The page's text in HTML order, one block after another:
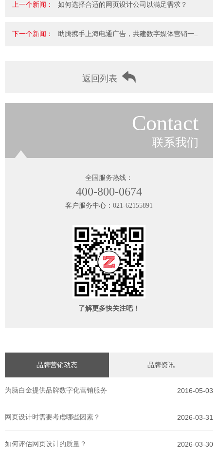
上一个新闻： 如何选择合适的网页设计公司以满足需求？
下一个新闻： 助腾携手上海电通广告，共建数字媒体营销一..
返回列表
Contact
联系我们
全国服务热线：
400-800-0674
客户服务中心： 021-62155891
了解更多快关注吧！
品牌营销动态 品牌资讯
为脑白金提供品牌数字化营销服务 2016-05-03
网页设计时需要考虑哪些因素？ 2026-03-31
如何评估网页设计的质量？ 2026-03-30